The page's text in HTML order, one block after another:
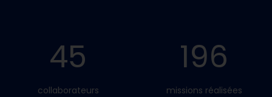
45
collaborateurs
196
missions réalisées